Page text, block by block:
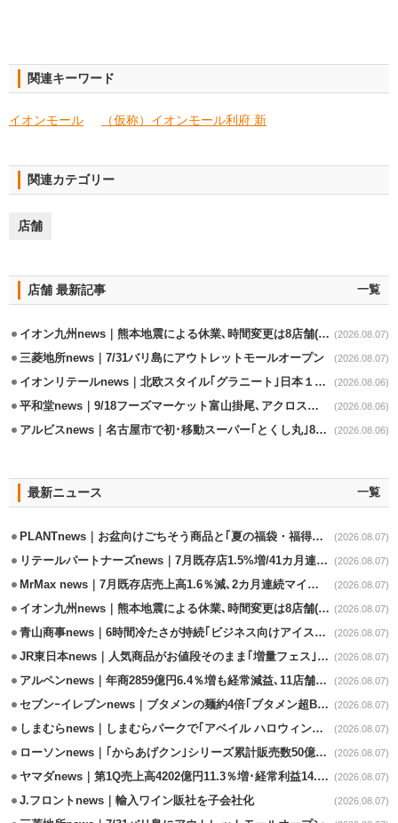
関連キーワード
イオンモール （仮称）イオンモール利府 新
関連カテゴリー
店舗
店舗 最新記事 一覧
イオン九州news｜熊本地震による休業､時間変更は8店舗(8/7時点) (2026.08.07)
三菱地所news｜7/31バリ島にアウトレットモールオープン (2026.08.07)
イオンリテールnews｜北欧スタイル｢グラニート｣日本１号店を自由が丘に開業 (2026.08.06)
平和堂news｜9/18フーズマーケット富山掛尾､アクロスプラザ内に出店 (2026.08.06)
アルビスnews｜名古屋市で初･移動スーパー｢とくし丸｣8/4運行開始 (2026.08.06)
最新ニュース 一覧
PLANTnews｜お盆向けごちそう商品と｢夏の福袋・福得カート｣8/8から開催 (2026.08.07)
リテールパートナーズnews｜7月既存店1.5%増/41カ月連続増 (2026.08.07)
MrMax news｜7月既存店売上高1.6％減､2カ月連続マイナス (2026.08.07)
イオン九州news｜熊本地震による休業､時間変更は8店舗(8/7時点) (2026.08.07)
青山商事news｜6時間冷たさが持続｢ビジネス向けアイスベスト｣発売 (2026.08.07)
JR東日本news｜人気商品がお値段そのまま｢増量フェス｣8/18から開催 (2026.08.07)
アルペンnews｜年商2859億円6.4％増も経常減益､11店舗出店、4店閉鎖 (2026.08.07)
セブンｰイレブンnews｜ブタメンの麺約4倍｢ブタメン超BIG｣8/11から限定発売 (2026.08.07)
しまむらnews｜しまむらパークで｢アベイル ハロウィンじゅんびフェア｣開催 (2026.08.07)
ローソンnews｜｢からあげクン｣シリーズ累計販売数50億食突破 (2026.08.07)
ヤマダnews｜第1Q売上高4202億円11.3％増･経常利益14.5％増 (2026.08.07)
J.フロントnews｜輸入ワイン販社を子会社化 (2026.08.07)